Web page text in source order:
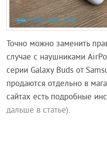
Точно можно заменить
случае с наушниками
серии Galaxy Buds от
продаются отдельно в
сайтах есть подробные
дальше в статье).